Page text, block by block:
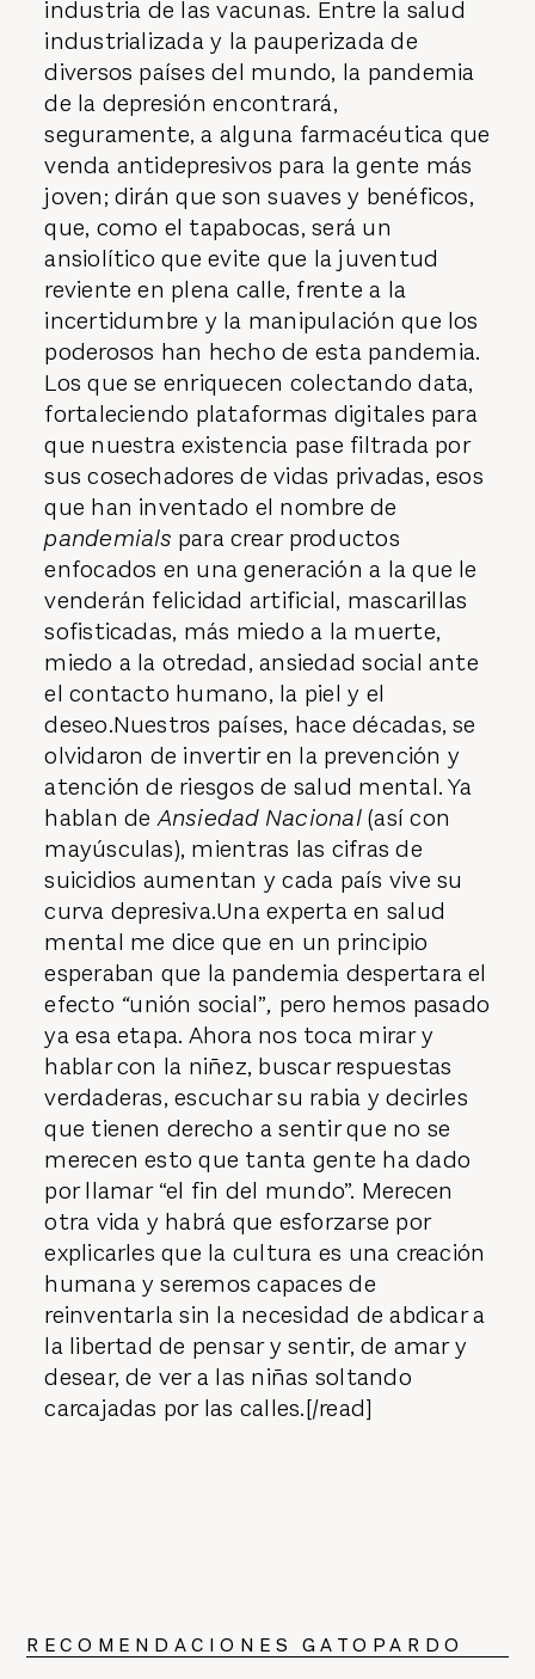
industria de las vacunas. Entre la salud
industrializada y la pauperizada de
diversos países del mundo, la pandemia
de la depresión encontrará,
seguramente, a alguna farmacéutica que
venda antidepresivos para la gente más
joven; dirán que son suaves y benéficos,
que, como el tapabocas, será un
ansiolítico que evite que la juventud
reviente en plena calle, frente a la
incertidumbre y la manipulación que los
poderosos han hecho de esta pandemia.
Los que se enriquecen colectando data,
fortaleciendo plataformas digitales para
que nuestra existencia pase filtrada por
sus cosechadores de vidas privadas, esos
que han inventado el nombre de
pandemials para crear productos
enfocados en una generación a la que le
venderán felicidad artificial, mascarillas
sofisticadas, más miedo a la muerte,
miedo a la otredad, ansiedad social ante
el contacto humano, la piel y el
deseo.Nuestros países, hace décadas, se
olvidaron de invertir en la prevención y
atención de riesgos de salud mental. Ya
hablan deAnsiedad Nacional(así con
mayúsculas), mientras las cifras de
suicidios aumentan y cada país vive su
curva depresiva.Una experta en salud
mental me dice que en un principio
esperaban que la pandemia despertara el
efecto “unión social”, pero hemos pasado
ya esa etapa. Ahora nos toca mirar y
hablar con la niñez, buscar respuestas
verdaderas, escuchar su rabia y decirles
que tienen derecho a sentir que no se
merecen esto que tanta gente ha dado
por llamar “el fin del mundo”. Merecen
otra vida y habrá que esforzarse por
explicarles que la cultura es una creación
humana y seremos capaces de
reinventarla sin la necesidad de abdicar a
la libertad de pensar y sentir, de amar y
desear, de ver a las niñas soltando
carcajadas por las calles.[/read]
RECOMENDACIONES GATOPARDO